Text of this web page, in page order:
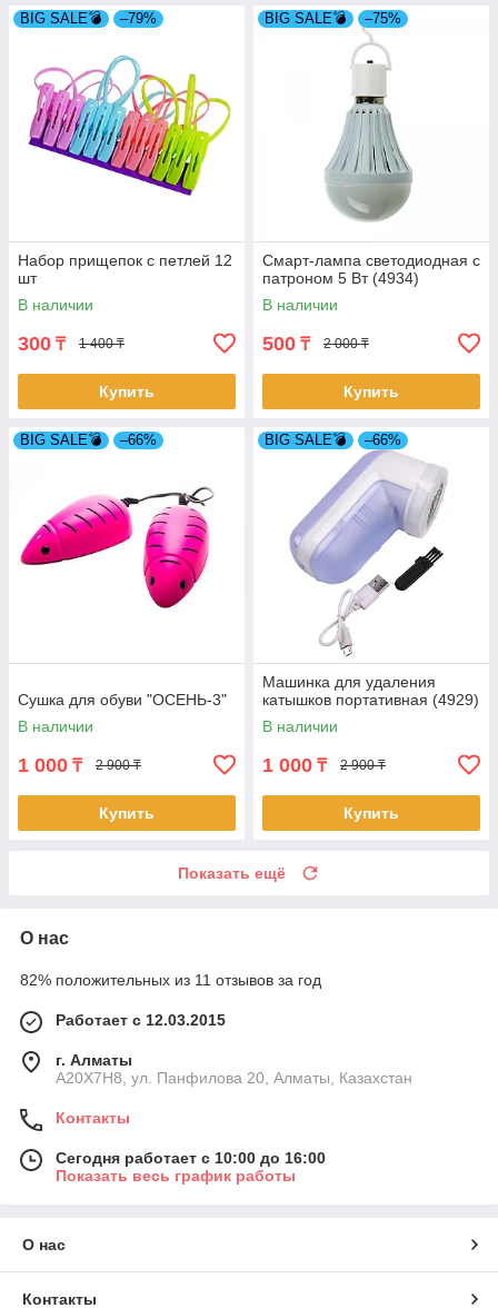
BIG SALE💣 –79%
Набор прищепок с петлей 12
шт
В наличии
300 ₸ 1 400 ₸
Купить
BIG SALE💣 –75%
Смарт-лампа светодиодная с
патроном 5 Вт (4934)
В наличии
500 ₸ 2 000 ₸
Купить
BIG SALE💣 –66%
Сушка для обуви "ОСЕНЬ-3"
В наличии
1 000 ₸ 2 900 ₸
Купить
BIG SALE💣 –66%
Машинка для удаления
катышков портативная (4929)
В наличии
1 000 ₸ 2 900 ₸
Купить
Показать ещё
О нас
82% положительных из 11 отзывов за год
Работает с 12.03.2015
г. Алматы
A20X7H8, ул. Панфилова 20, Алматы, Казахстан
Контакты
Сегодня работает с 10:00 до 16:00
Показать весь график работы
О нас
Контакты